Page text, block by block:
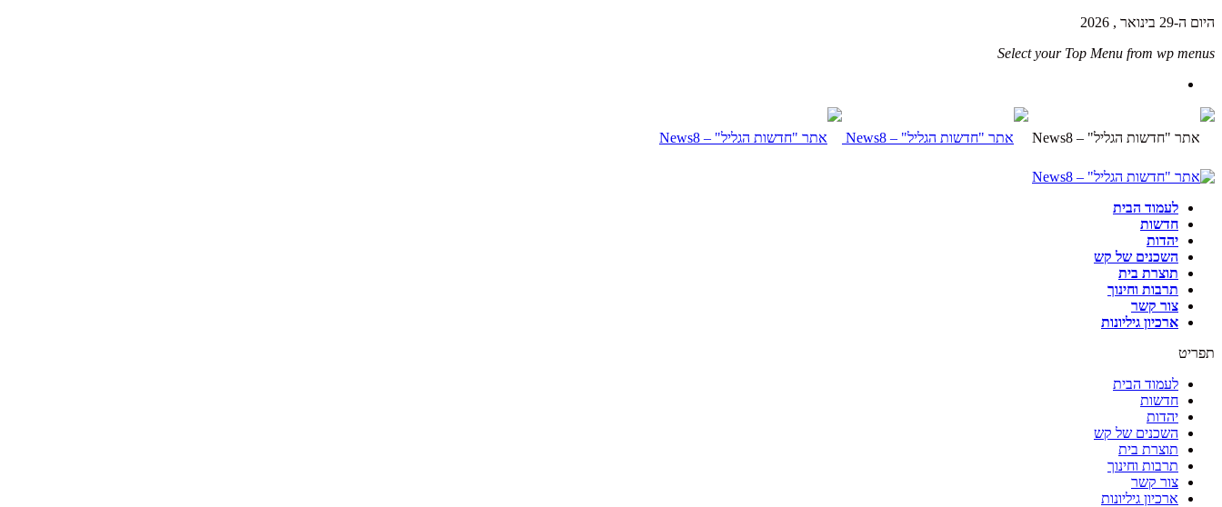
היום ה-29 בינואר , 2026
Select your Top Menu from wp menus
לעמוד הבית
חדשות
יהדות
השכנים של קש
תוצרת בית
תרבות וחינוך
צור קשר
ארכיון גיליונות
תפריט
לעמוד הבית
חדשות
יהדות
השכנים של קש
תוצרת בית
תרבות וחינוך
צור קשר
ארכיון גיליונות